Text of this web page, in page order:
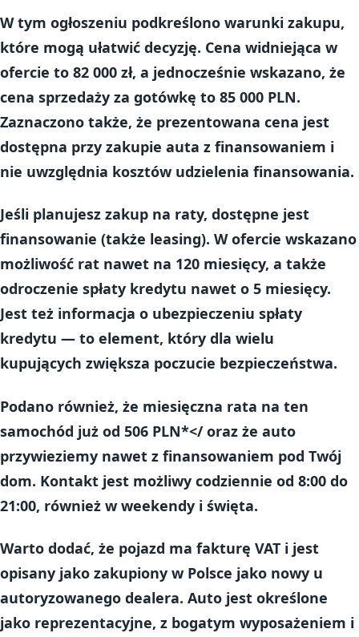
W tym ogłoszeniu podkreślono warunki zakupu,
które mogą ułatwić decyzję. Cena widniejąca w
ofercie to 82 000 zł, a jednocześnie wskazano, że
cena sprzedaży za gotówkę to 85 000 PLN.
Zaznaczono także, że prezentowana cena jest
dostępna przy zakupie auta z finansowaniem i
nie uwzględnia kosztów udzielenia finansowania.
Jeśli planujesz zakup na raty, dostępne jest
finansowanie (także leasing). W ofercie wskazano
możliwość rat nawet na 120 miesięcy, a także
odroczenie spłaty kredytu nawet o 5 miesięcy.
Jest też informacja o ubezpieczeniu spłaty
kredytu — to element, który dla wielu
kupujących zwiększa poczucie bezpieczeństwa.
Podano również, że miesięczna rata na ten
samochód już od 506 PLN*</oraz że auto
przywieziemy nawet z finansowaniem pod Twój
dom. Kontakt jest możliwy codziennie od 8:00 do
21:00, również w weekendy i święta.
Warto dodać, że pojazd ma fakturę VAT i jest
opisany jako zakupiony w Polsce jako nowy u
autoryzowanego dealera. Auto jest określone
jako reprezentacyjne, z bogatym wyposażeniem i